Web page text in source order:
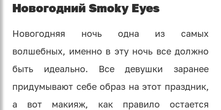
Новогодний Smoky Eyes
Новогодняя ночь одна из самых
волшебных, именно в эту ночь все должно
быть идеально. Все девушки заранее
придумывают себе образ на этот праздник,
а вот макияж, как правило остается